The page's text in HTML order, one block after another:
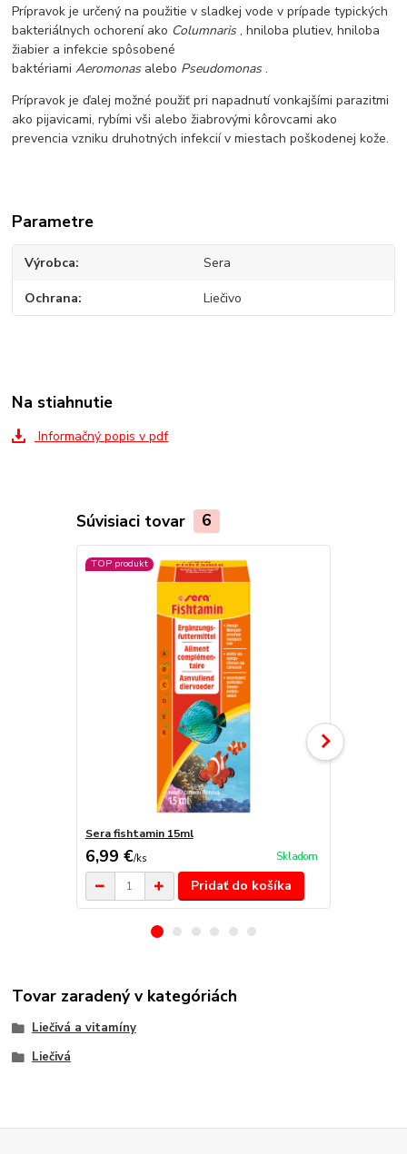
Prípravok je určený na použitie v sladkej vode v prípade typických
bakteriálnych ochorení ako Columnaris , hniloba plutiev, hniloba
žiabier a infekcie spôsobené
baktériamiAeromonas alebo Pseudomonas .
Prípravok je ďalej možné použiť pri napadnutí vonkajšími parazitmi
ako pijavicami, rybími vši alebo žiabrovými kôrovcami ako
prevencia vzniku druhotných infekcií v miestach poškodenej kože.
Parametre
Výrobca Sera
Ochrana Liečivo
Na stiahnutie
Informačný popis v pdf
Súvisiaci tovar 6
TOP produkt
Sera fishtamin 15ml
6,99 €/ks Skladom
Pridať do košíka
Tovar zaradený v kategóriách
Liečivá a vitamíny
Liečivá